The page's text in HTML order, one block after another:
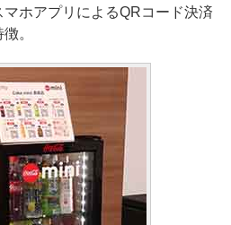
ホアプリによるQRコード決済
。